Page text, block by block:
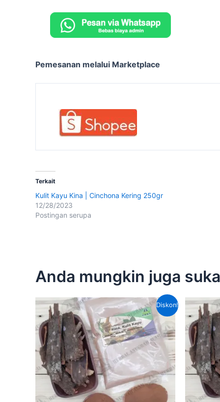
Pemesanan melalui Marketplace
Terkait
Kulit Kayu Kina | Cinchona Kering 250gr
12/28/2023
Postingan serupa
Anda mungkin juga
Diskon!
Harga
aslinya
adalah:
Rp100,000.00.
Harga
saat
ini
adalah:
Rp65,000.00.